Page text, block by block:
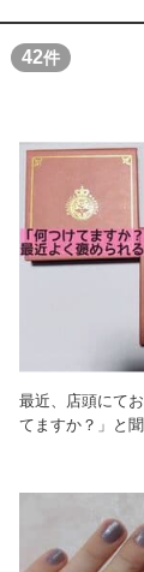
42件
最近、店頭にて
てますか？」と